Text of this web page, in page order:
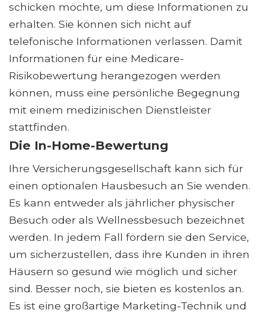
schicken möchte, um diese Informationen zu
erhalten. Sie können sich nicht auf
telefonische Informationen verlassen. Damit
Informationen für eine Medicare-
Risikobewertung herangezogen werden
können, muss eine persönliche Begegnung
mit einem medizinischen Dienstleister
stattfinden.
Die In-Home-Bewertung
Ihre Versicherungsgesellschaft kann sich für
einen optionalen Hausbesuch an Sie wenden.
Es kann entweder als jährlicher physischer
Besuch oder als Wellnessbesuch bezeichnet
werden. In jedem Fall fördern sie den Service,
um sicherzustellen, dass ihre Kunden in ihren
Häusern so gesund wie möglich und sicher
sind. Besser noch, sie bieten es kostenlos an.
Es ist eine großartige Marketing-Technik und